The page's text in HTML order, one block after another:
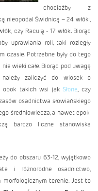
chociażby z
nieopodal Świdnicą – 24 włóki,
czy Raculą - 17 włók. Biorąc
uprawiania roli, taki rozległy
czasie. Potrzebne były do tego
wieki całe. Biorąc pod uwagę
zaliczyć do wiosek o
obok takich wsi jak Słone, czy
osadnictwa słowiańskiego
średniowiecza, a nawet epoki
bardzo liczne stanowiska
do obszaru 63-12, wyjątkowo
i różnorodne osadnictwo,
terenie. Jest to